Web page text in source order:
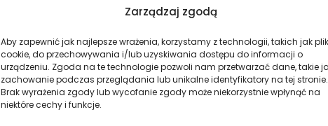
Zarządzaj zgodą
Aby zapewnić jak najlepsze wrażenia, korzystamy z technologii, takich jak
cookie, do przechowywania i/lub uzyskiwania dostępu do informacji o
urządzeniu. Zgoda na te technologie pozwoli nam przetwarzać dane, takie
zachowanie podczas przeglądania lub unikalne identyfikatory na tej stronie.
Brak wyrażenia zgody lub wycofanie zgody może niekorzystnie wpłynąć na
niektóre cechy i funkcje.